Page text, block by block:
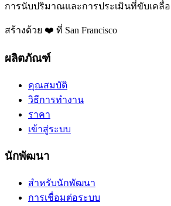
การนับปริมาณและการประเมินที่ขับเคลื่
สร้างด้วย ❤️ ที่ San Francisco
ผลิตภัณฑ์
คุณสมบัติ
วิธีการทำงาน
ราคา
เข้าสู่ระบบ
นักพัฒนา
สำหรับนักพัฒนา
การเชื่อมต่อระบบ